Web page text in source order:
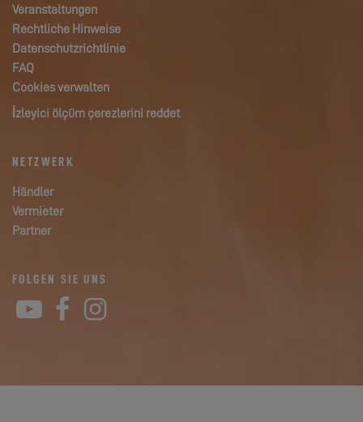
Veranstaltungen
Rechtliche Hinweise
Datenschutzrichtlinie
FAQ
Cookies verwalten
İzleyici ölçüm çerezlerini reddet
NETZWERK
Händler
Vermieter
Partner
FOLGEN SIE UNS
YouTube
Facebook
Instagram